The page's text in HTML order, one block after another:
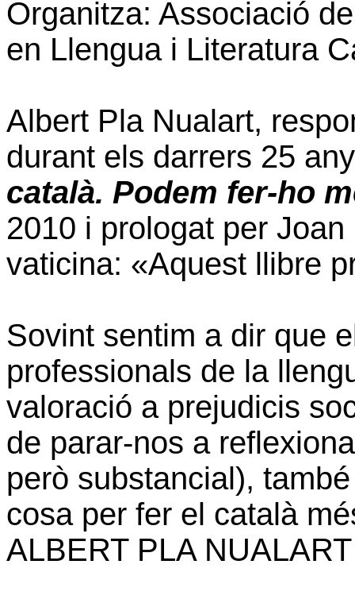
Organitza: Associació
en Llengua i Literatura
Albert Pla Nualart,
durant els darrers 25
català. Podem fer-ho
2010 i prologat per
vaticina: «Aquest llibre
Sovint sentim a dir que
professionals de la
valoració a prejudicis
de parar-nos a
però substancial),
cosa per fer el català
ALBERT PLA NUALART